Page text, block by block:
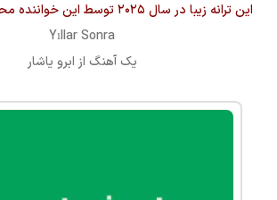
این ترانه زیبا در سال ۲۰۲۵ توسط این خواننده محبوب خوانده شده
Yıllar Sonra
یک آهنگ از ابرو یاشار